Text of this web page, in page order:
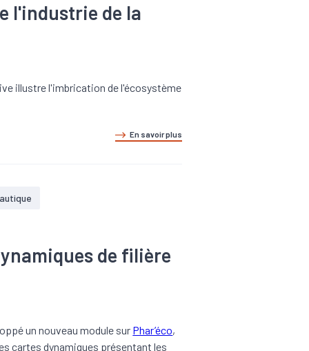
l'industrie de la
illustre l'imbrication de l'écosystème
En savoir plus
de filière
un nouveau module sur Phar’éco,
cartes dynamiques présentant les